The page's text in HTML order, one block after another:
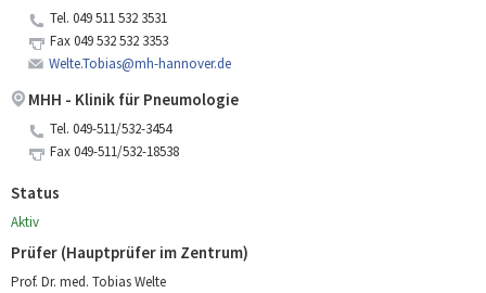
Tel. 049 511 532 3531
Fax049 532 532 3353
Welte.Tobias@mh-hannover.de
MHH - Klinik für Pneumologie
Tel. 049-511/532-3454
Fax049-511/532-18538
Status
Aktiv
Prüfer (Hauptprüfer im Zentrum)
Prof. Dr. med. Tobias Welte